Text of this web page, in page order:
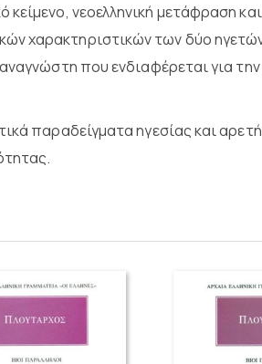
κείμενο, νεοελληνική μετάφραση
χαρακτηριστικών των δύο
που ενδιαφέρεται για
παραδείγματα ηγεσίας και